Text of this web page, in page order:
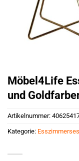
Möbel4Life
und
Artikelnummer:
Kategorie: